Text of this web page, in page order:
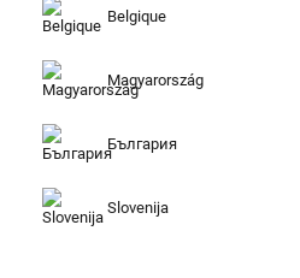
Belgique
Magyarország
България
Slovenija